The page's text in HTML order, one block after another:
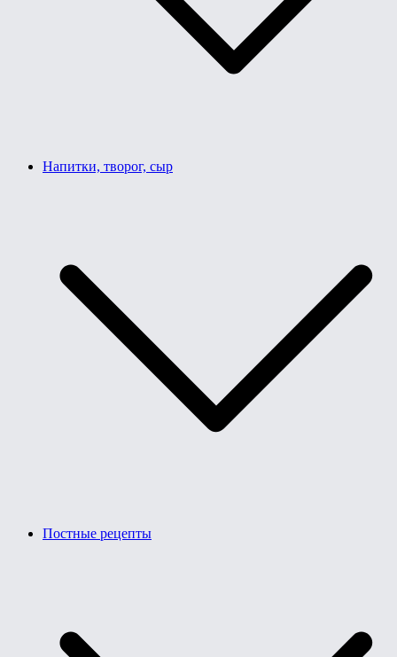
Напитки, творог, сыр
Постные рецепты